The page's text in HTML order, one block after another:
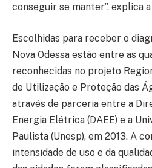
conseguir se manter”, explica
Escolhidas para receber o
Nova Odessa estão entre as
reconhecidas no projeto
de Utilização e Proteção das
através de parceria entre a
Energia Elétrica (DAEE) e a
Paulista (Unesp), em 2013. A
intensidade de uso e da